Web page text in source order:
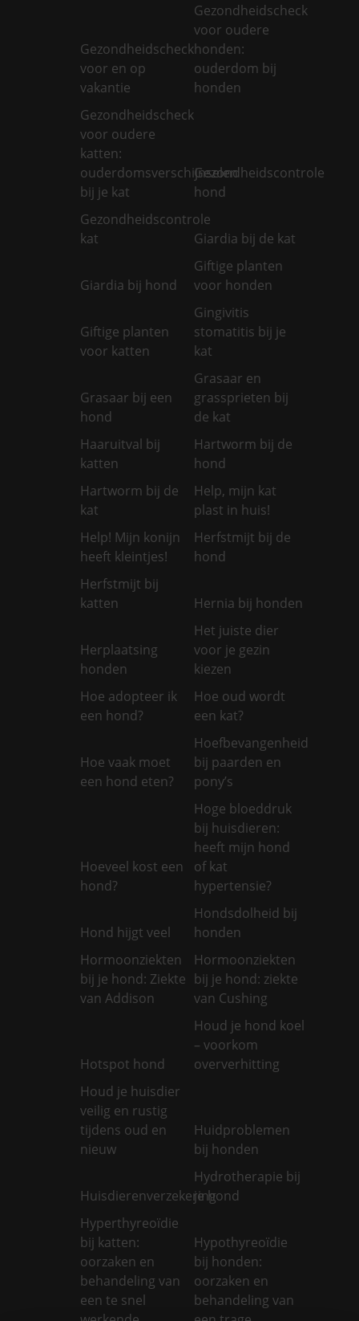
Gezondheidscheck
voor en op
vakantie
Gezondheidscheck
voor oudere
honden:
ouderdom bij
honden
Gezondheidscheck
voor oudere
katten:
ouderdomsverschijnselen
bij je kat
Gezondheidscontrole
hond
Gezondheidscontrole
kat
Giardia bij de kat
Giardia bij hond
Giftige planten
voor honden
Giftige planten
voor katten
Gingivitis
stomatitis bij je
kat
Grasaar bij een
hond
Grasaar en
grassprieten bij
de kat
Haaruitval bij
katten
Hartworm bij de
hond
Hartworm bij de
kat
Help, mijn kat
plast in huis!
Help! Mijn konijn
heeft kleintjes!
Herfstmijt bij de
hond
Herfstmijt bij
katten
Hernia bij honden
Herplaatsing
honden
Het juiste dier
voor je gezin
kiezen
Hoe adopteer ik
een hond?
Hoe oud wordt
een kat?
Hoe vaak moet
een hond eten?
Hoefbevangenheid
bij paarden en
pony’s
Hoeveel kost een
hond?
Hoge bloeddruk
bij huisdieren:
heeft mijn hond
of kat
hypertensie?
Hond hijgt veel
Hondsdolheid bij
honden
Hormoonziekten
bij je hond: Ziekte
van Addison
Hormoonziekten
bij je hond: ziekte
van Cushing
Hotspot hond
Houd je hond koel
– voorkom
oververhitting
Houd je huisdier
veilig en rustig
tijdens oud en
nieuw
Huidproblemen
bij honden
Huisdierenverzekering
Hydrotherapie bij
je hond
Hyperthyreoïdie
bij katten:
oorzaken en
behandeling van
een te snel
Hypothyreoïdie
bij honden:
oorzaken en
behandeling van